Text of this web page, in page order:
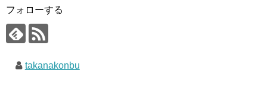
フォローする
takanakonbu